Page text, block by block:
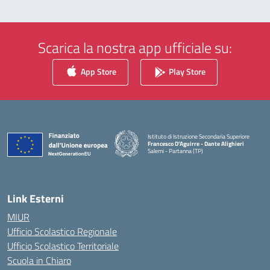
Scarica la nostra app ufficiale su:
App Store Play Store
Istituto di Istruzione Secondaria Superiore
Francesco D'Aguirre - Dante Alighieri
Salemi - Partanna (TP)
Link Esterni
MIUR
Ufficio Scolastico Regionale
Ufficio Scolastico Territoriale
Scuola in Chiaro